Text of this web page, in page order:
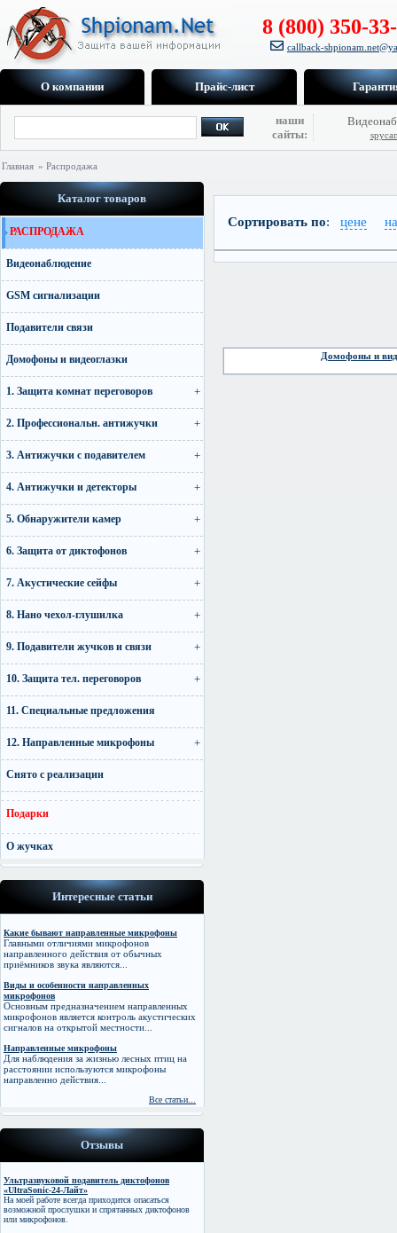
8 (800) 350-
callback-
О компании Прайс-лист
наши
сайты:
Главная » Распродажа
Каталог товаров
РАСПРОДАЖА
Видеонаблюдение
GSM сигнализации
Подавители связи
Домофоны и видеоглазки
1. Защита комнат переговоров
2. Профессиональн. антижучки
3. Антижучки с подавителем
4. Антижучки и детекторы
5. Обнаружители камер
6. Защита от диктофонов
7. Акустические сейфы
8. Нано чехол-глушилка
9. Подавители жучков и связи
10. Защита тел. переговоров
11. Специальные предложения
12. Направленные микрофоны
Снято с реализации
Подарки
О жучках
Интересные статьи
Какие бывают направленные микрофоны
Главными отличиями микрофонов
направленного действия от обычных
приёмников звука являются...
Виды и особенности направленных
микрофонов
Основным предназначением направленных
микрофонов является контроль акустических
сигналов на открытой местности...
Направленные микрофоны
Для наблюдения за жизнью лесных птиц на
расстоянии используются микрофоны
направленно действия...
Все статьи...
Отзывы
Ультразвуковой подавитель диктофонов
«UltraSonic-24-Лайт»
На моей работе всегда приходится опасаться
возможной прослушки и спрятанных диктофонов
или микрофонов.
Сортировать по: цене
Домофоны и